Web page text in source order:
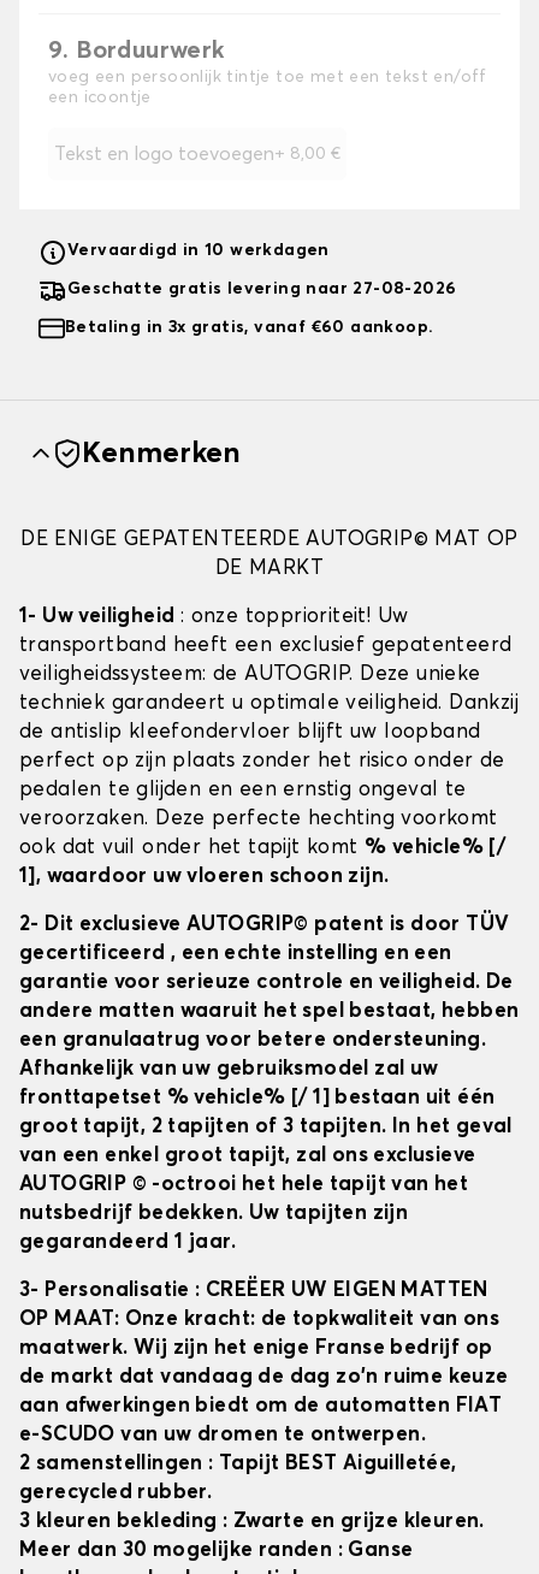
9. Borduurwerk
voeg een persoonlijk tintje toe met een tekst en/off
een icoontje
Tekst en logo toevoegen+ 8,00 €
Vervaardigd in 10 werkdagen
Geschatte gratis levering naar 27-08-2026
Betaling in 3x gratis, vanaf €60 aankoop.
Kenmerken
DE ENIGE GEPATENTEERDE AUTOGRIP© MAT OP
DE MARKT
1- Uw veiligheid : onze topprioriteit! Uw
transportband heeft een exclusief gepatenteerd
veiligheidssysteem: de AUTOGRIP. Deze unieke
techniek garandeert u optimale veiligheid. Dankzij
de antislip kleefondervloer blijft uw loopband
perfect op zijn plaats zonder het risico onder de
pedalen te glijden en een ernstig ongeval te
veroorzaken. Deze perfecte hechting voorkomt
ook dat vuil onder het tapijt komt % vehicle% [/
1], waardoor uw vloeren schoon zijn.
2- Dit exclusieve AUTOGRIP© patent is door TÜV
gecertificeerd, een echte instelling en een
garantie voor serieuze controle en veiligheid. De
andere matten waaruit het spel bestaat, hebben
een granulaatrug voor betere ondersteuning.
Afhankelijk van uw gebruiksmodel zal uw
fronttapetset % vehicle% [/ 1] bestaan uit één
groot tapijt, 2 tapijten of 3 tapijten. In het geval
van een enkel groot tapijt, zal ons exclusieve
AUTOGRIP © -octrooi het hele tapijt van het
nutsbedrijf bedekken. Uw tapijten zijn
gegarandeerd 1 jaar.
3- Personalisatie : CREËER UW EIGEN MATTEN
OP MAAT: Onze kracht: de topkwaliteit van ons
maatwerk. Wij zijn het enige Franse bedrijf op
de markt dat vandaag de dag zo'n ruime keuze
aan afwerkingen biedt om de automatten FIAT
e-SCUDO van uw dromen te ontwerpen.
2 samenstellingen : Tapijt BEST Aiguilletée,
gerecycled rubber.
3 kleuren bekleding : Zwarte en grijze kleuren.
Meer dan 30 mogelijke randen : Ganse